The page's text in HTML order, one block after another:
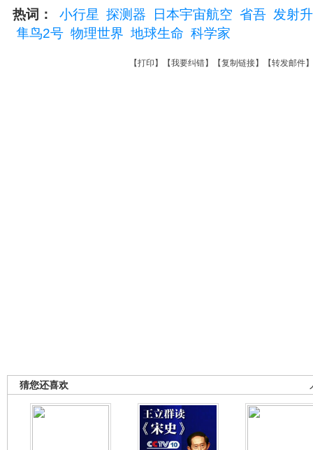
热词： 小行星 探测器 日本宇宙航空 省吾 发射
隼鸟2号 物理世界 地球生命 科学家
【打印 】【我要纠错】【复制链接】【转发邮件
猜您还喜欢